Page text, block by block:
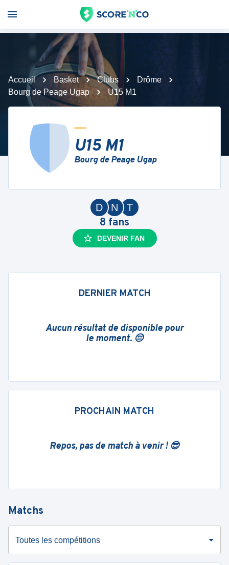
Accueil Basket Clubs
Drôme
Bourg de Peage Ugap
U15 M1
U15 M1
Bourg de Peage Ugap
T
N
D
8 fans
DEVENIR FAN
DERNIER MATCH
Aucun résultat de disponible pour
le moment. 😔
PROCHAIN MATCH
Repos, pas de match à venir ! 😎
Matchs
Toutes les compétitions